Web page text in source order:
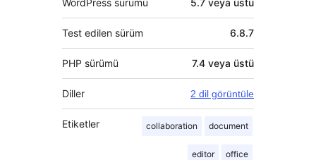
Test edilen sürüm 6.8.7
PHP sürümü 7.4 veya üstü
Diller 2 dil görüntüle
Etiketler collaboration document
editor office